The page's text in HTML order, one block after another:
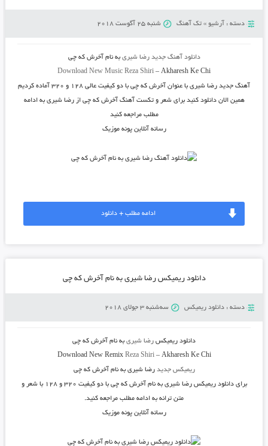
دسته : آرشیو » تک آهنگ شنبه 25 آگوست 2018
دانلود آهنگ جدید رضا شیری به نام آخرش که چی
Download New Music Reza Shiri –Akharesh Ke Chi
آهنگ جدید رضا شیریبا عنوان آخرش که چیبا دو کیفیت عالی ۱۲۸ و ۳۲۰ آماده کردیم
همین الان دانلود کنید برای شعر و تکست آهنگ آخرش که چی از رضا شیری به ادامه
مطلب مراجعه کنید
رسانه آنلاین پونه موزیک
ادامه مطلب + دانلود
دانلود ریمیکس رضا شیری به نام آخرش که چی
دسته : دانلود ریمیکس سه‌شنبه 3 جولای 2018
دانلود ریمیکس رضا شیریبه نام آخرش که چی
Download New Remix Reza Shiri– Akharesh Ke Chi
ریمیکس جدید رضا شیری به نام آخرش که چی
برای دانلود ریمیکس رضا شیری به نام آخرش که چی با دو کیفیت ۳۲۰ و ۱۲۸ با شعر و
متن ترانه به ادامه مطلب مراجعه کنید.
رسانه آنلاین پونه موزیک